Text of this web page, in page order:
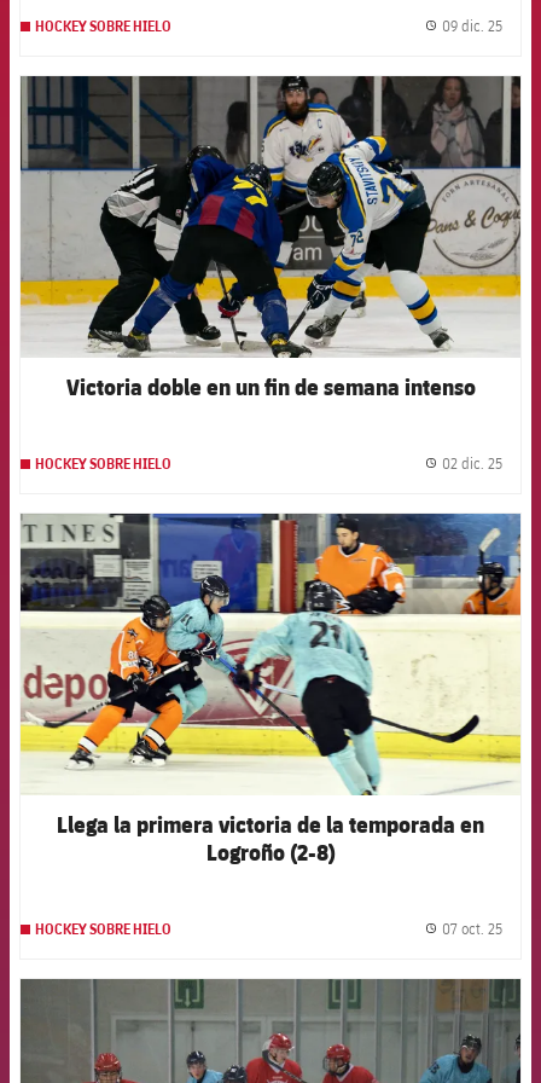
HOCKEY SOBRE HIELO 09 dic. 25
FCB Barcelona badge
Victoria doble en un fin de semana intenso
HOCKEY SOBRE HIELO 02 dic. 25
FCB Barcelona badge
Llega la primera victoria de la temporada en
Logroño (2-8)
HOCKEY SOBRE HIELO 07 oct. 25